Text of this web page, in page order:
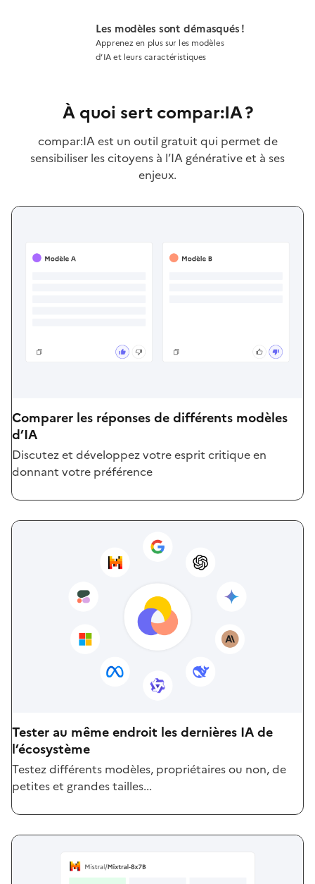
Les modèles sont démasqués !
Apprenez en plus sur les modèles
d’IA et leurs caractéristiques
À quoi sert compar:IA ?
compar:IA est un outil gratuit qui permet de
sensibiliser les citoyens à l’IA générative et à ses
enjeux.
Comparer les réponses de différents modèles
d’IA
Discutez et développez votre esprit critique en
donnant votre préférence
Tester au même endroit les dernières IA de
l’écosystème
Testez différents modèles, propriétaires ou non, de
petites et grandes tailles...